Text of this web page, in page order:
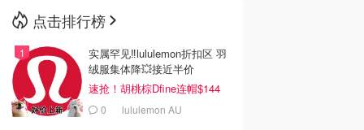
点击排行榜
实属罕见‼️lululemon折扣区 羽
绒服集体降💥接近半价
速抢！胡桃棕Dfine连帽$144
0 lululemon AU